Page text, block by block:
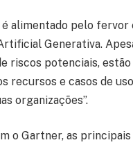
alimentado pelo fervor
​​Generativa.
riscos potenciais, estão
recursos e casos de
organizações”.
o Gartner, as